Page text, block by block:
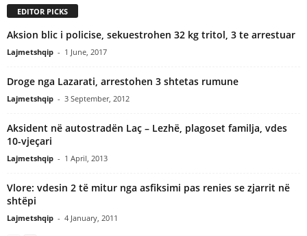
EDITOR PICKS
Aksion blic i policise, sekuestrohen 32 kg tritol, 3 te arrestuar
Lajmetshqip - 1 June, 2017
Droge nga Lazarati, arrestohen 3 shtetas rumune
Lajmetshqip - 3 September, 2012
Aksident në autostradën Laç – Lezhë, plagoset familja, vdes
10-vjeçari
Lajmetshqip - 1 April, 2013
Vlore: vdesin 2 të mitur nga asfiksimi pas renies se zjarrit në
shtëpi
Lajmetshqip - 4 January, 2011